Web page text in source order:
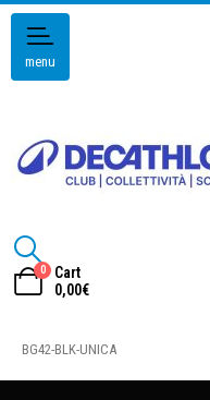
menu
0
Cart
0,00€
BG42-BLK-UNICA